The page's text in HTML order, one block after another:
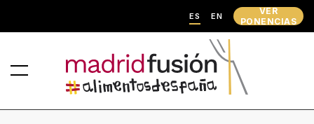
ES EN
VER
PONENCIAS